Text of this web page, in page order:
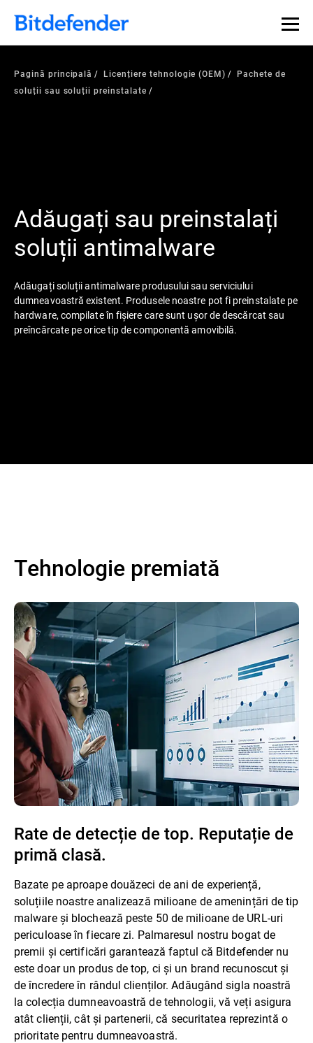
Pagină principală Licențiere tehnologie (OEM)
Pachete de
soluții sau soluții preinstalate
Adăugați sau preinstalați
soluții antimalware
Adăugați soluții antimalware produsului sau serviciului
dumneavoastră existent. Produsele noastre pot fi preinstalate pe
hardware, compilate în fișiere care sunt ușor de descărcat sau
preîncărcate pe orice tip de componentă amovibilă.
Tehnologie premiată
Rate de detecție de top. Reputație de
primă clasă.
Bazate pe aproape douăzeci de ani de experiență,
soluțiile noastre analizează milioane de amenințări de tip
malware și blochează peste 50 de milioane de URL-uri
periculoase în fiecare zi. Palmaresul nostru bogat de
premii și certificări garantează faptul că Bitdefender nu
este doar un produs de top, ci și un brand recunoscut și
de încredere în rândul clienților. Adăugând sigla noastră
la colecția dumneavoastră de tehnologii, vă veți asigura
atât clienții, cât și partenerii, că securitatea reprezintă o
prioritate pentru dumneavoastră.